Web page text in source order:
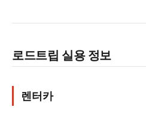
로드트립 실용 정보
렌터카